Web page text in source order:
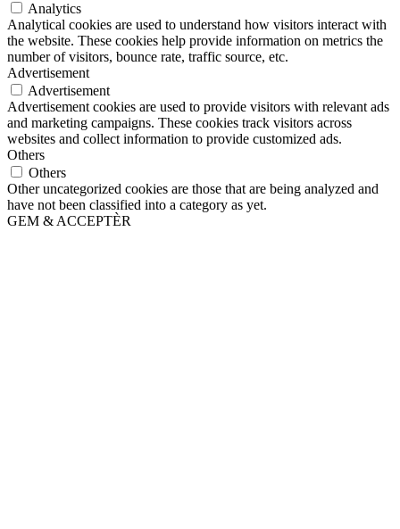
Analytics
Analytical cookies are used to understand how visitors interact with
the website. These cookies help provide information on metrics the
number of visitors, bounce rate, traffic source, etc.
Advertisement
Advertisement
Advertisement cookies are used to provide visitors with relevant ads
and marketing campaigns. These cookies track visitors across
websites and collect information to provide customized ads.
Others
Others
Other uncategorized cookies are those that are being analyzed and
have not been classified into a category as yet.
GEM & ACCEPTÈR